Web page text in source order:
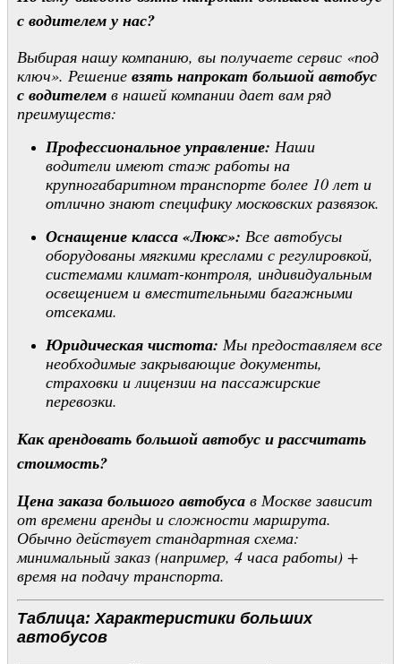
с водителем у нас?
Выбирая нашу компанию, вы получаете сервис «под
ключ». Решение взять напрокат большой автобус
с водителем в нашей компании дает вам ряд
преимуществ:
Профессиональное управление: Наши
водители имеют стаж работы на
крупногабаритном транспорте более 10 лет и
отлично знают специфику московских развязок.
Оснащение класса «Люкс»: Все автобусы
оборудованы мягкими креслами с регулировкой,
системами климат-контроля, индивидуальным
освещением и вместительными багажными
отсеками.
Юридическая чистота: Мы предоставляем все
необходимые закрывающие документы,
страховки и лицензии на пассажирские
перевозки.
Как арендовать большой автобус и рассчитать
стоимость?
Цена заказа большого автобуса в Москве зависит
от времени аренды и сложности маршрута.
Обычно действует стандартная схема:
минимальный заказ (например, 4 часа работы) +
время на подачу транспорта.
Таблица: Характеристики больших
автобусов